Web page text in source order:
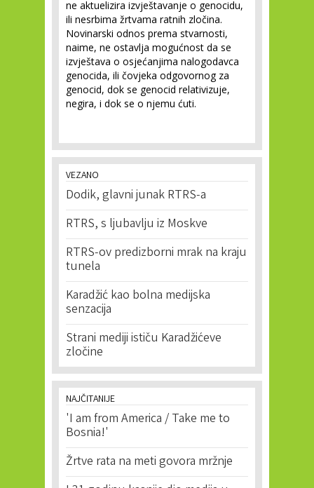
ne aktuelizira izvještavanje o genocidu,
ili nesrbima žrtvama ratnih zločina.
Novinarski odnos prema stvarnosti,
naime, ne ostavlja mogućnost da se
izvještava o osjećanjima nalogodavca
genocida, ili čovjeka odgovornog za
genocid, dok se genocid relativizuje,
negira, i dok se o njemu ćuti.
VEZANO
Dodik, glavni junak RTRS-a
RTRS, s ljubavlju iz Moskve
RTRS-ov predizborni mrak na kraju
tunela
Karadžić kao bolna medijska
senzacija
Strani mediji ističu Karadžićeve
zločine
NAJČITANIJE
'I am from America / Take me to
Bosnia!'
Žrtve rata na meti govora mržnje